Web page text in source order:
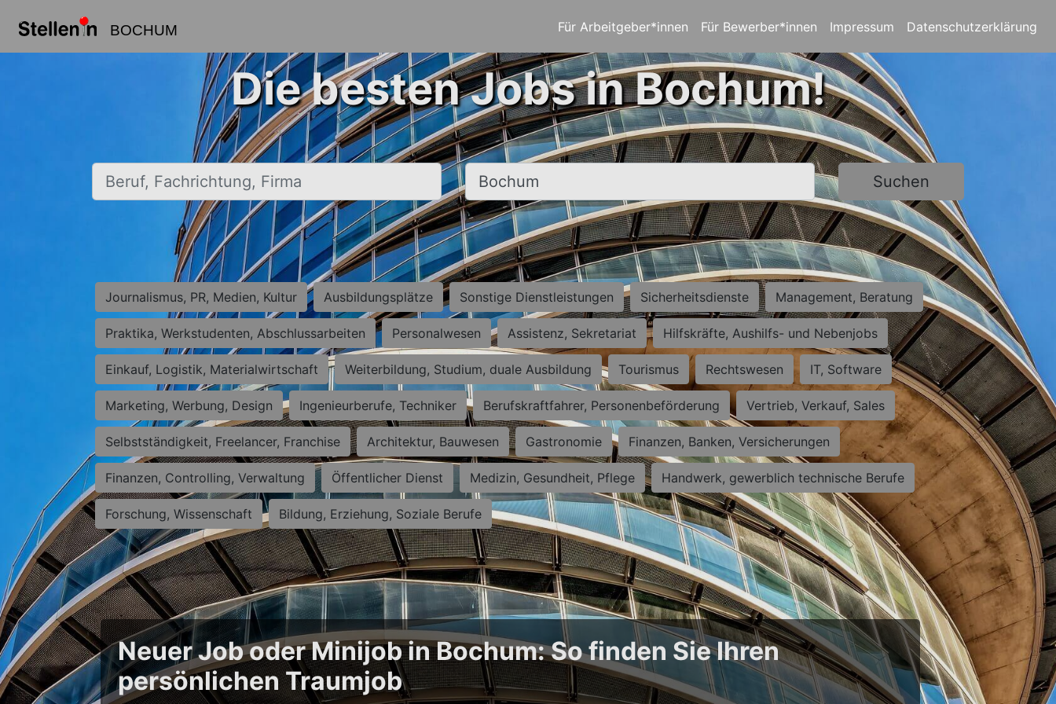
BOCHUM Für Arbeitgeber*innen Für Bewerber*innen Impressum Datenschutzerklärung
Die besten Jobs in Bochum!
Beruf, Fachrichtung, Firma Ort, Stadt Suchen
Journalismus, PR, Medien, Kultur Ausbildungsplätze Sonstige Dienstleistungen Sicherheitsdienste Management, Beratung
Praktika, Werkstudenten, Abschlussarbeiten Personalwesen Assistenz, Sekretariat Hilfskräfte, Aushilfs- und Nebenjobs
Einkauf, Logistik, Materialwirtschaft Weiterbildung, Studium, duale Ausbildung Tourismus Rechtswesen IT, Software
Marketing, Werbung, Design Ingenieurberufe, Techniker Berufskraftfahrer, Personenbeförderung Vertrieb, Verkauf, Sales
Selbstständigkeit, Freelancer, Franchise Architektur, Bauwesen Gastronomie Finanzen, Banken, Versicherungen
Finanzen, Controlling, Verwaltung Öffentlicher Dienst Medizin, Gesundheit, Pflege Handwerk, gewerblich technische Berufe
Forschung, Wissenschaft Bildung, Erziehung, Soziale Berufe
Neuer Job oder Minijob in Bochum: So finden Sie Ihren
persönlichen Traumjob